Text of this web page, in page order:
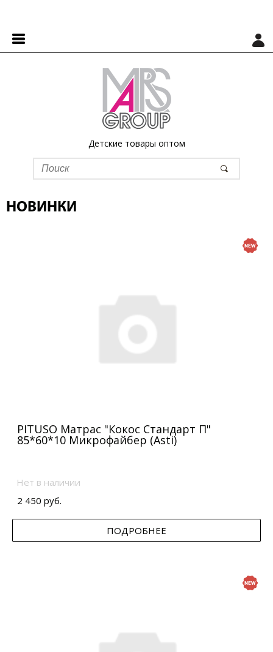
Детские товары оптом
НОВИНКИ
PITUSO Матрас "Кокос Стандарт П"
85*60*10 Микрофайбер (Asti)
Нет в наличии
2 450 руб.
ПОДРОБНЕЕ